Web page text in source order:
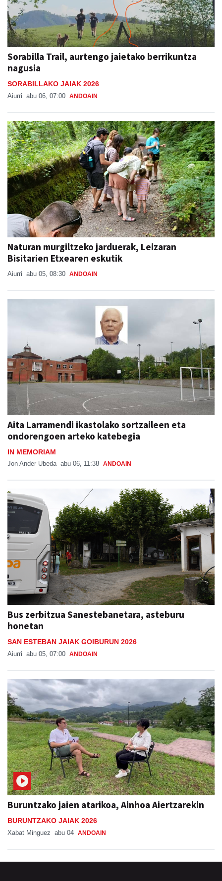
Sorabilla Trail, aurtengo jaietako berrikuntza
nagusia
SORABILLAKO JAIAK 2026
Aiurri abu 06, 07:00 ANDOAIN
Naturan murgiltzeko jarduerak, Leizaran
Bisitarien Etxearen eskutik
Aiurri abu 05, 08:30 ANDOAIN
Aita Larramendi ikastolako sortzaileen eta
ondorengoen arteko katebegia
IN MEMORIAM
Jon Ander Ubeda abu 06, 11:38 ANDOAIN
Bus zerbitzua Sanestebanetara, asteburu
honetan
SAN ESTEBAN JAIAK GOIBURUN 2026
Aiurri abu 05, 07:00 ANDOAIN
Buruntzako jaien atarikoa, Ainhoa Aiertzarekin
BURUNTZAKO JAIAK 2026
Xabat Minguez abu 04 ANDOAIN